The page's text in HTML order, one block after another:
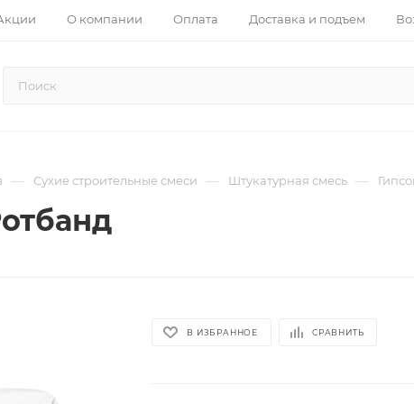
О компании Оплата Доставка и подъем
— Сухие строительные смеси — Штукатурная смесь —
В ИЗБРАННОЕ СРАВНИТЬ